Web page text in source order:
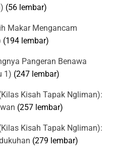
(56 lembar)
Makar Mengancam
(194 lembar)
Pangeran Benawa
1) (247 lembar)
Kisah Tapak Ngliman):
(257 lembar)
Kisah Tapak Ngliman):
(279 lembar)